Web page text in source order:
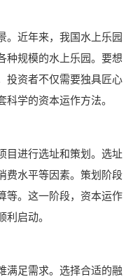
。近年来，我国水上乐园
种规模的水上乐园。要想
投资者不仅需要独具匠心
学的资本运作方法。
目进行选址和策划。选址
费水平等因素。策划阶段
等。这一阶段，资本运作
利启动。
满足需求。选择合适的融